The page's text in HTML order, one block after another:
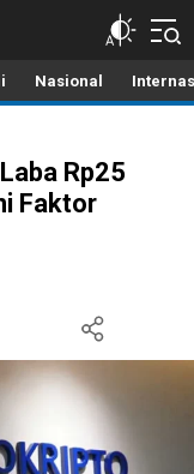
Nasional
Rp25
Faktor